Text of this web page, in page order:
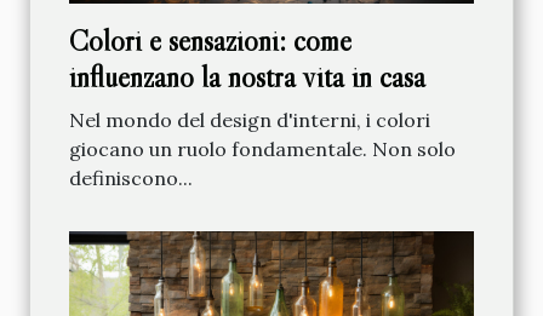
Colori e sensazioni: come
influenzano la nostra vita in casa
Nel mondo del design d'interni, i colori
giocano un ruolo fondamentale. Non solo
definiscono...